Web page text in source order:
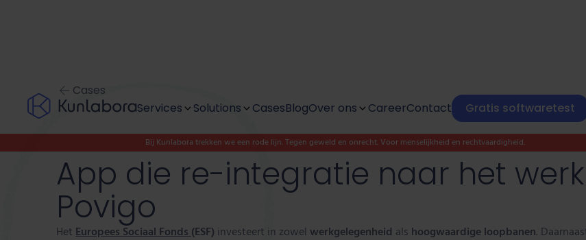
Services
Discover & design
Project outsourcing
Team as a service
Solutions
Modernise
Digitise
CasesBlogOver ons
Cultuur
Sociale impact
CareerContact Gratis softwaretest
Bij Kunlabora trekken we een rode lijn. Tegen geweld en onrecht. Voor menselijkheid en rechtvaardigheid.
Cases
App die re-integratie naar het
Povigo
Het Europees Sociaal Fonds (ESF) investeert in zowel werkgelegenheid als hoogwaardige loopbanen.